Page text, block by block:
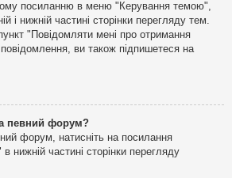
посиланню в меню "Керування темою",
і нижній частині сторінки перегляду тем.
"Повідомляти мені про отримання
повідомлення, ви також підпишетеся на
певний форум?
форум, натисніть на посилання
нижній частині сторінки перегляду